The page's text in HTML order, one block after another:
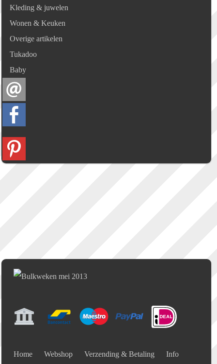
Kleding & juwelen
Wonen & Keuken
Overige artikelen
Tukadoo
Baby
Home Webshop Verzending & Betaling Info